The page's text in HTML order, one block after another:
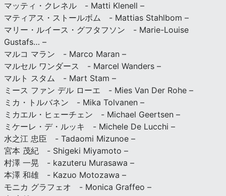
マッティ・クレネル - Matti Klenell –
マティアス・ストールボム - Mattias Stahlbom –
マリー・ルイース・グフタフソン - Marie-Louise
Gustafs… –
マルコ マラン - Marco Maran –
マルセル ワンダース - Marcel Wanders –
マルト スタム - Mart Stam –
ミース ファン デル ローエ - Mies Van Der Rohe –
ミカ・トルバネン - Mika Tolvanen –
ミカエル・ヒェーチェン - Michael Geertsen –
ミケーレ・デ・ルッキ - Michele De Lucchi –
水之江 忠臣 - Tadaomi Mizunoe –
宮本 茂紀 - Shigeki Miyamoto –
村澤 一晃 - kazuteru Murasawa –
本澤 和雄 - Kazuo Motozawa –
モニカ グラフェオ - Monica Graffeo –